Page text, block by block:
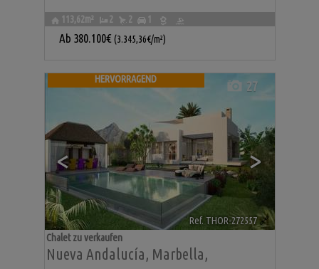
113,62m² 2 2 1
Ab 380.100€ (3.345,36€/m²)
HERVORRAGEND
< >
27
Ref. THOR-272557 🔗
Nueva Andalucía, Marbella,
Chalet zu verkaufen